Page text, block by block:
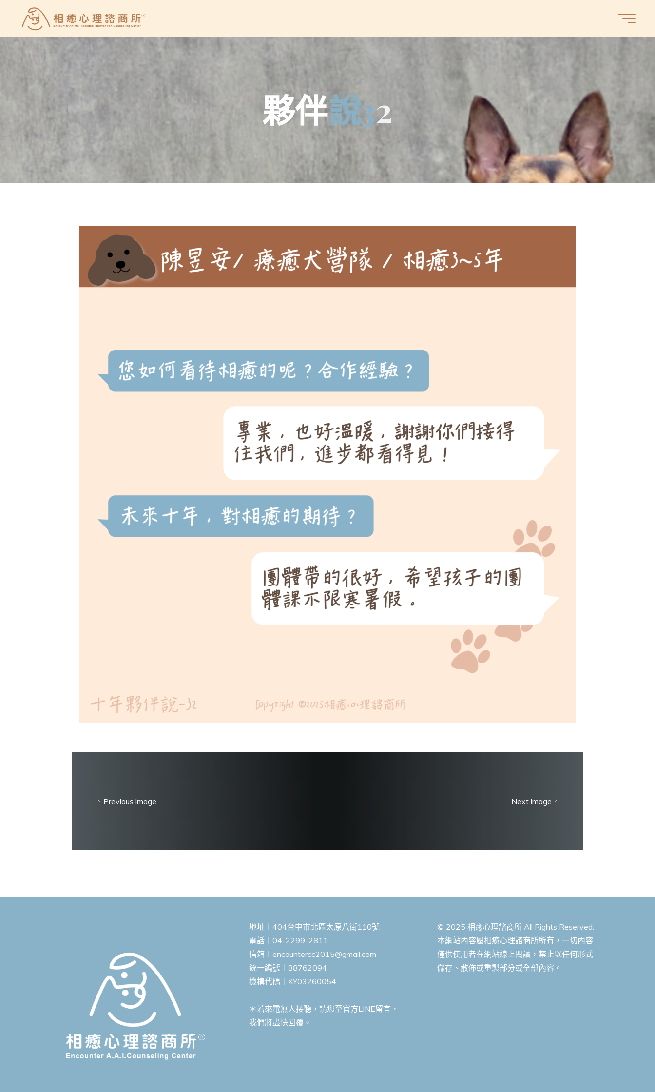
癒
心
夥伴說32
Previous image Next image
地址︱404台中市北區太原八街110號
電話︱04-2299-2811
信箱︱ encountercc2015@gmail.com
統一編號︱88762094
機構代碼︱XY03260054
＊若來電無人接聽，請您至官方LINE留言，
我們將盡快回覆。
© 2025 相癒心理諮商所 All Rights Reserved.
本網站內容屬相癒心理諮商所所有，一切內容
僅供使用者在網站線上閱讀，禁止以任何形式
儲存、散佈或重製部分或全部內容。